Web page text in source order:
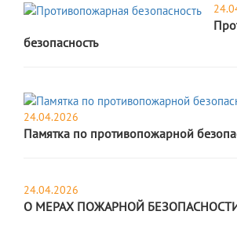
безопасность
24.04.2026
Памятка по противопожарной
24.04.2026
О МЕРАХ ПОЖАРНОЙ